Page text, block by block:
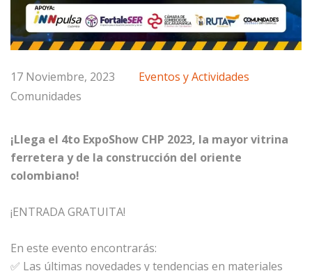
17 Noviembre, 2023
Eventos y Actividades
Comunidades
¡Llega el 4to ExpoShow CHP 2023, la mayor vitrina
ferretera y de la construcción del oriente
colombiano!
¡ENTRADA GRATUITA!
En este evento encontrarás:
✅ Las últimas novedades y tendencias en materiales